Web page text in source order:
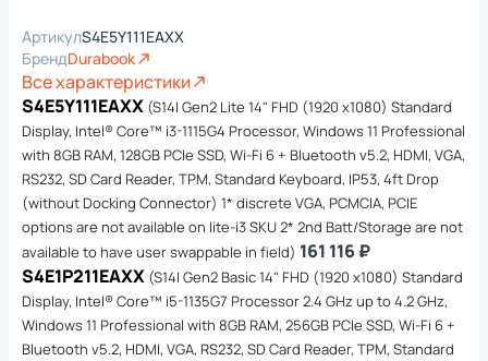
АртикулS4E5Y111EAXX
БрендDurabook
Все характеристики
S4E5Y111EAXX (S14I Gen2 Lite 14" FHD (1920 x1080) Standard
Display, Intel® Core™ i3-1115G4 Processor, Windows 11 Professional
with 8GB RAM, 128GB PCIe SSD, Wi-Fi 6 + Bluetooth v5.2, HDMI, VGA,
RS232, SD Card Reader, TPM, Standard Keyboard, IP53, 4ft Drop
(without Docking Connector) 1* discrete VGA, PCMCIA, PCIE
options are not available on lite-i3 SKU 2* 2nd Batt/Storage are not
available to have user swappable in field) 161 116 ₽
S4E1P211EAXX (S14I Gen2 Basic 14" FHD (1920 x1080) Standard
Display, Intel® Core™ i5-1135G7 Processor 2.4 GHz up to 4.2 GHz,
Windows 11 Professional with 8GB RAM, 256GB PCIe SSD, Wi-Fi 6 +
Bluetooth v5.2, HDMI, VGA, RS232, SD Card Reader, TPM, Standard